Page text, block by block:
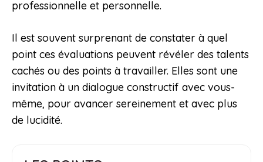
professionnelle et personnelle.
Il est souvent surprenant de constater à quel
point ces évaluations peuvent révéler des talents
cachés ou des points à travailler. Elles sont une
invitation à un dialogue constructif avec vous-
même, pour avancer sereinement et avec plus
de lucidité.